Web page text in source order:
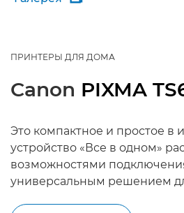
ПРИНТЕРЫ ДЛЯ ДОМА
Canon PIXMA
Это компактное и простое в
устройство «Все в одном»
возможностями
универсальным решением